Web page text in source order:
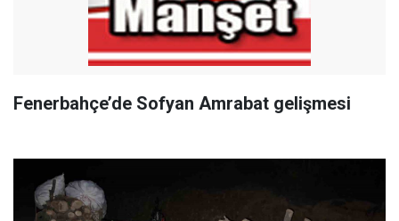
Fenerbahçe’de Sofyan Amrabat gelişmesi